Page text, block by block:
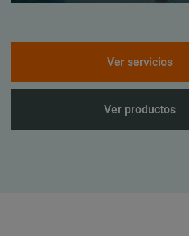
Ver servicios
Ver productos